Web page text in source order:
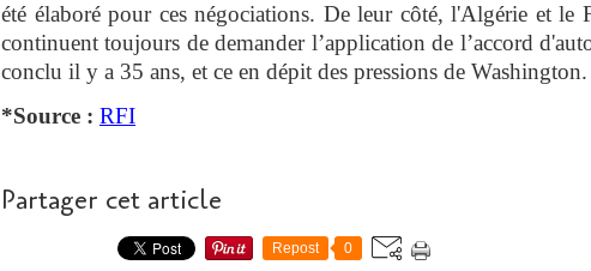
été élaboré pour ces négociations. De leur côté, l'Algérie et le
continuent toujours de demander l’application de l’accord
conclu il y a 35 ans, et ce en dépit des pressions de Washington.
*Source : RFI
Partager cet article
Repost 0